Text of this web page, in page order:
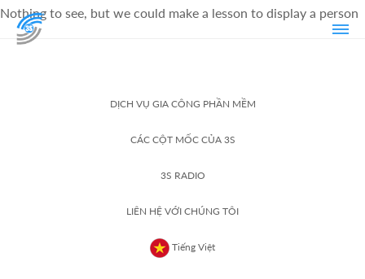
Nothing to see, but we could make a lesson to display a person
DỊCH VỤ GIA CÔNG PHẦN MỀM
CÁC CỘT MỐC CỦA 3S
3S RADIO
LIÊN HỆ VỚI CHÚNG TÔI
Tiếng Việt